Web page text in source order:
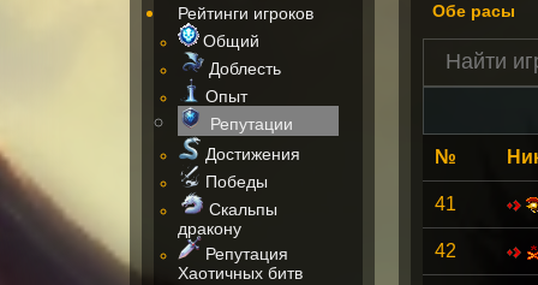
Рейтинги игроков
Общий
Доблесть
Опыт
Репутации
Достижения
Победы
Скальпы
дракону
Репутация
Хаотичных битв
Обе расы
№
41
42